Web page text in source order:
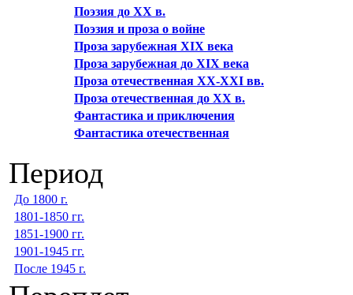
Поэзия до XX в.
Поэзия и проза о войне
Проза зарубежная XIX века
Проза зарубежная до XIX века
Проза отечественная XX-XXI вв.
Проза отечественная до XX в.
Фантастика и приключения
Фантастика отечественная
Период
До 1800 г.
1801-1850 гг.
1851-1900 гг.
1901-1945 гг.
После 1945 г.